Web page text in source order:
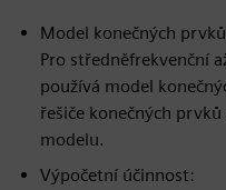
Model konečných
Pro středněfrekvenční
používá model
řešiče konečných
modelu.
Výpočetní účinnost: